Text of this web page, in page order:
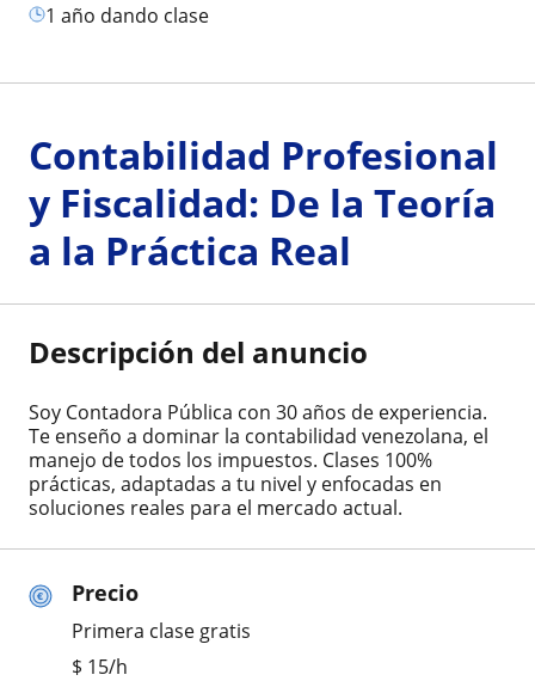
1 año dando clase
Precio
Primera clase gratis
$ 15/h
Contabilidad Profesional
y Fiscalidad: De la Teoría
a la Práctica Real
Descripción del anuncio
Soy Contadora Pública con 30 años de experiencia.
Te enseño a dominar la contabilidad venezolana, el
manejo de todos los impuestos. Clases 100%
prácticas, adaptadas a tu nivel y enfocadas en
soluciones reales para el mercado actual.